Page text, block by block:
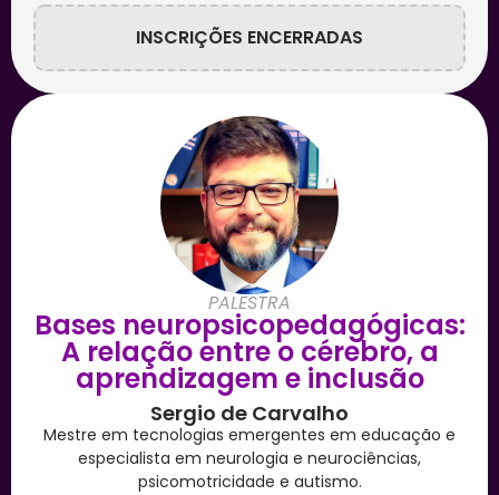
PALESTRA
Bases neuropsicopedagógicas:
A relação entre o cérebro, a
aprendizagem e inclusão
Sergio de Carvalho
Mestre em tecnologias emergentes em educação e
especialista em neurologia e neurociências,
psicomotricidade e autismo.
INSCRIÇÕES ENCERRADAS